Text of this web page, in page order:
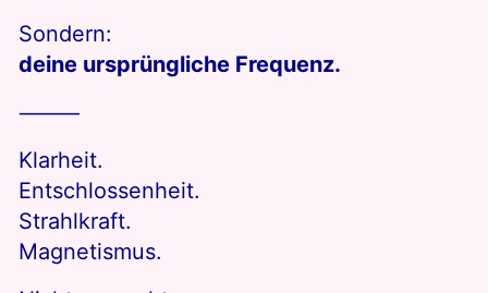
Sondern:
deine ursprüngliche Frequenz.
⸻
Klarheit.
Entschlossenheit.
Strahlkraft.
Magnetismus.